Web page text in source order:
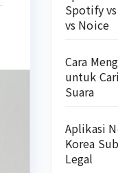
Spotify
vs Noice
Cara
untuk
Suara
Aplikasi
Korea
Legal